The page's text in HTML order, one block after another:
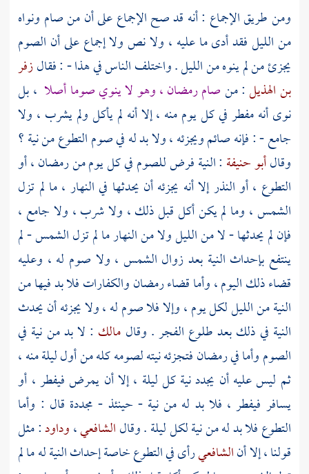
ومن طريق الإجماع : أنه قد صح الإجماع على أن من صام ونواه
من الليل فقد أدى ما عليه ، ولا نص ولا إجماع على أن الصوم
يجزئ من لم ينوه من الليل . واختلف الناس في هذا - : فقالزفر
بن الهذيل: منصام رمضان ، وهو لا ينوي صوما أصلا ، بل
نوى أنه مفطر في كل يوم منه ، إلا أنه لم يأكل ولم يشرب ، ولا
جامع - : فإنه صائم ويجزئه ، ولا بد له في صوم التطوع من نية ؟
وقالأبو حنيفة : النية فرض للصوم في كل يوم من رمضان ، أو
التطوع ، أو النذر إلا أنه يجزئه أن يحدثها في النهار ، ما لم تزل
الشمس ، وما لم يكن أكل قبل ذلك ، ولا شرب ، ولا جامع ،
فإن لم يحدثها - لا من الليل ولا من النهار ما لم تزل الشمس - لم
ينتفع بإحداث النية بعد زوال الشمس ، ولا صوم له ، وعليه
قضاء ذلك اليوم ، وأما قضاء رمضان والكفارات فلا بد فيها من
النية من الليل لكل يوم ، وإلا فلا صوم له ، ولا يجزئه أن يحدث
النية في ذلك بعد طلوع الفجر . وقال مالك : لا بد من نية في
الصوم وأما في رمضان فتجزئه نيته لصومه كله من أول ليلة منه ،
ثم ليس عليه أن يجدد نية كل ليلة ، إلا أن يمرض فيفطر ، أو
يسافر فيفطر ، فلا بد له من نية - حينئذ - مجددة قال : وأما
التطوع فلا بد له من نية لكل ليلة . وقالالشافعي،وداود: مثل
قولنا ، إلا أنالشافعيرأى في التطوع خاصة إحداث النية له ما لم